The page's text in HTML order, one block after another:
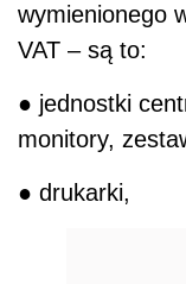
wymienionego
VAT – są to:
● jednostki
monitory,
● drukarki,